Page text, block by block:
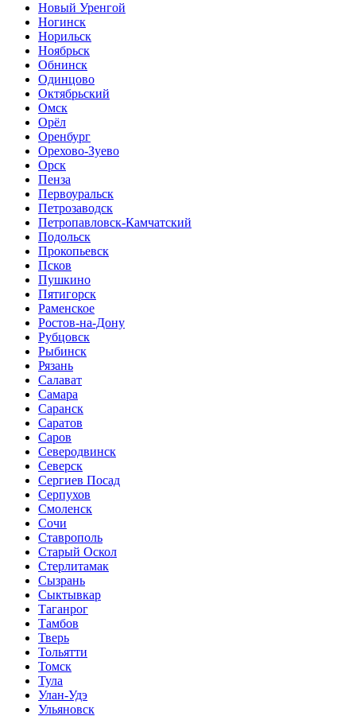
Новый Уренгой
Ногинск
Норильск
Ноябрьск
Обнинск
Одинцово
Октябрьский
Омск
Орёл
Оренбург
Орехово-Зуево
Орск
Пенза
Первоуральск
Петрозаводск
Петропавловск-Камчатский
Подольск
Прокопьевск
Псков
Пушкино
Пятигорск
Раменское
Ростов-на-Дону
Рубцовск
Рыбинск
Рязань
Салават
Самара
Саранск
Саратов
Саров
Северодвинск
Северск
Сергиев Посад
Серпухов
Смоленск
Сочи
Ставрополь
Старый Оскол
Стерлитамак
Сызрань
Сыктывкар
Таганрог
Тамбов
Тверь
Тольятти
Томск
Тула
Улан-Удэ
Ульяновск